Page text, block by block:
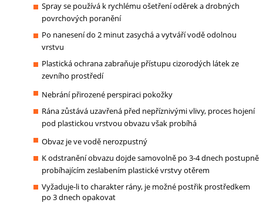
Spray se používá k rychlému ošetření oděrek a drobných
povrchových poranění
Po nanesení do 2 minut zasychá a vytváří vodě odolnou
vrstvu
Plastická ochrana zabraňuje přístupu cizorodých látek ze
zevního prostředí
Nebrání přirozené perspiraci pokožky
Rána zůstává uzavřená před nepříznivými vlivy, proces hojení
pod plastickou vrstvou obvazu však probíhá
Obvaz je ve vodě nerozpustný
K odstranění obvazu dojde samovolně po 3-4 dnech postupně
probíhajícím zeslabením plastické vrstvy otěrem
Vyžaduje-li to charakter rány, je možné postřik prostředkem
po 3 dnech opakovat